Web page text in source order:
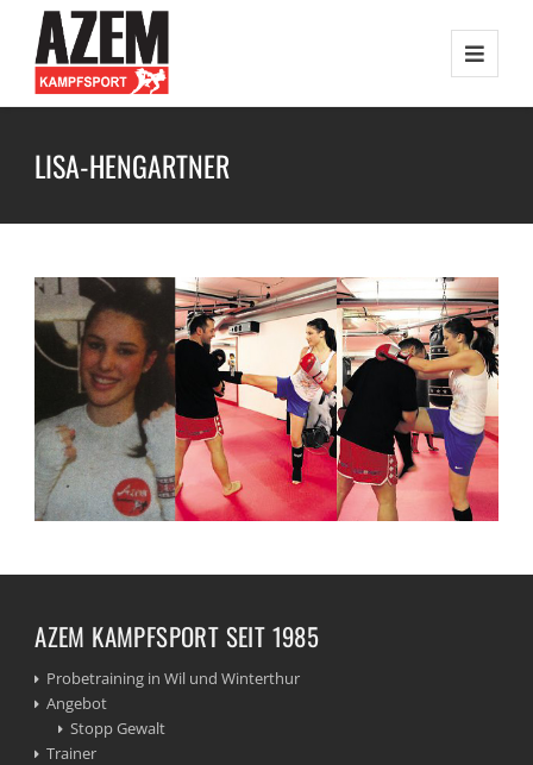
LISA-HENGARTNER
AZEM KAMPFSPORT SEIT 1985
Probetraining in Wil und Winterthur
Angebot
Stopp Gewalt
Trainer